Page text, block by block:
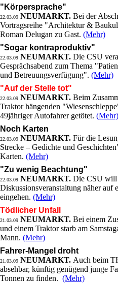
"Körpersprache"
22.03.09 NEUMARKT. Bei der
Vortragsreihe "Architektur &
Roman Delugan zu Gast. (Mehr)
"Sogar kontraproduktiv"
22.03.09 NEUMARKT. Die CSU
Gesprächsabend zum Thema
und Betreuungsverfügung". (Mehr)
"Auf der Stelle tot"
22.03.09 NEUMARKT. Beim
Traktor hängenden
49jähriger Autofahrer getötet. (Mehr)
Noch Karten
22.03.09 NEUMARKT. Für die
Strecke – Gedichte und
Karten. (Mehr)
"Zu wenig Beachtung"
22.03.09 NEUMARKT. Die CSU will
Diskussionsveranstaltung näher auf
eingehen. (Mehr)
Tödlicher Unfall
21.03.09 NEUMARKT. Bei einem
und einem Traktor starb am
Mann. (Mehr)
Fahrer-Mangel droht
21.03.09 NEUMARKT. Auch beim
absehbar, künftig genügend junge
Tonnen zu finden. (Mehr)